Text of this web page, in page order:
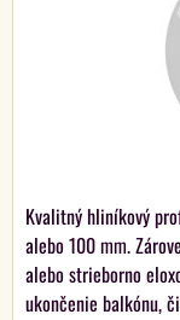
Kvalitný hliníkový
alebo 100 mm.
alebo strieborno
ukončenie balkónu,